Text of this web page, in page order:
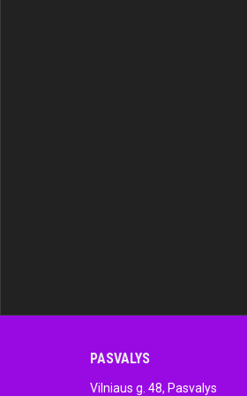
PASVALYS
Vilniaus g. 48, Pasvalys